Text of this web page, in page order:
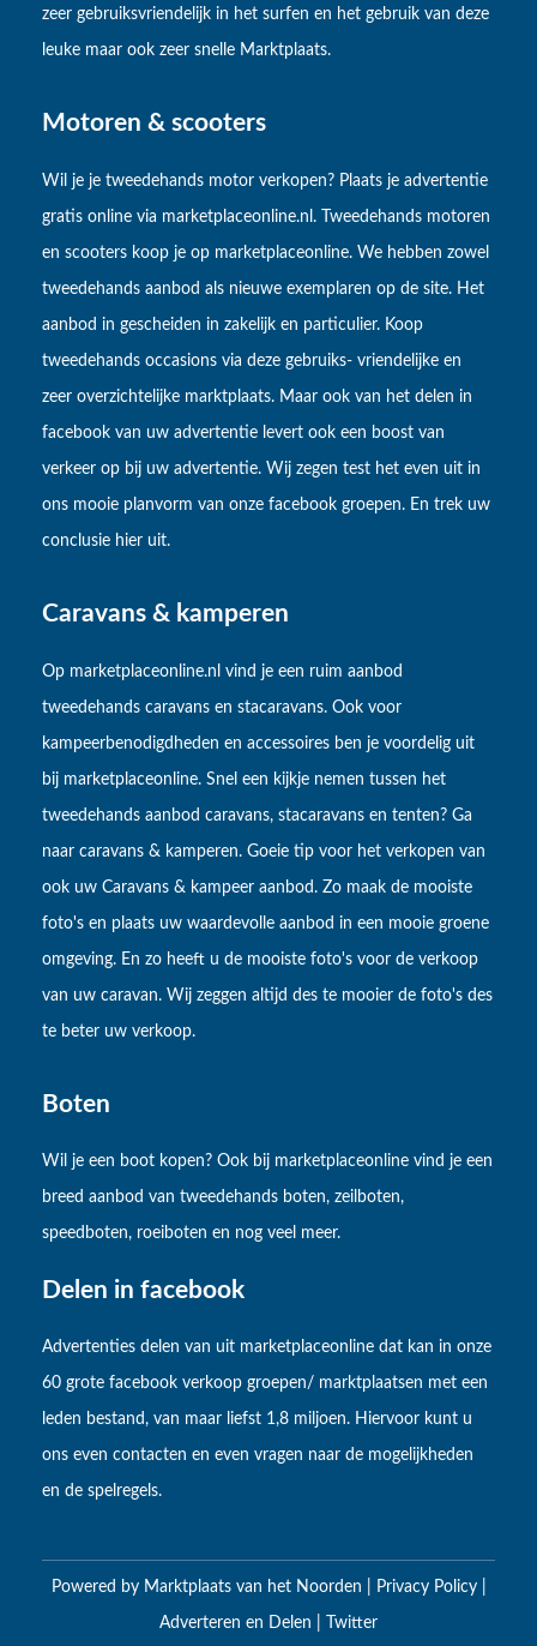
zeer gebruiksvriendelijk in het surfen en het gebruik van deze
leuke maar ook zeer snelle Marktplaats.
Motoren & scooters
Wil je je tweedehands motor verkopen? Plaats je advertentie
gratis online via marketplaceonline.nl. Tweedehands motoren
en scooters koop je op marketplaceonline. We hebben zowel
tweedehands aanbod als nieuwe exemplaren op de site. Het
aanbod in gescheiden in zakelijk en particulier. Koop
tweedehands occasions via deze gebruiks- vriendelijke en
zeer overzichtelijke marktplaats. Maar ook van het delen in
facebook van uw advertentie levert ook een boost van
verkeer op bij uw advertentie. Wij zegen test het even uit in
ons mooie planvorm van onze facebook groepen. En trek uw
conclusie hier uit.
Caravans & kamperen
Op marketplaceonline.nl vind je een ruim aanbod
tweedehands caravans en stacaravans. Ook voor
kampeerbenodigdheden en accessoires ben je voordelig uit
bij marketplaceonline. Snel een kijkje nemen tussen het
tweedehands aanbod caravans, stacaravans en tenten? Ga
naar caravans & kamperen. Goeie tip voor het verkopen van
ook uw Caravans & kampeer aanbod. Zo maak de mooiste
foto's en plaats uw waardevolle aanbod in een mooie groene
omgeving. En zo heeft u de mooiste foto's voor de verkoop
van uw caravan. Wij zeggen altijd des te mooier de foto's des
te beter uw verkoop.
Boten
Wil je een boot kopen? Ook bij marketplaceonline vind je een
breed aanbod van tweedehands boten, zeilboten,
speedboten, roeiboten en nog veel meer.
Delen in facebook
Advertenties delen van uit marketplaceonline dat kan in onze
60 grote facebook verkoop groepen/ marktplaatsen met een
leden bestand, van maar liefst 1,8 miljoen. Hiervoor kunt u
ons even contacten en even vragen naar de mogelijkheden
en de spelregels.
Powered by Marktplaats van het Noorden Privacy Policy
Adverteren en Delen Twitter